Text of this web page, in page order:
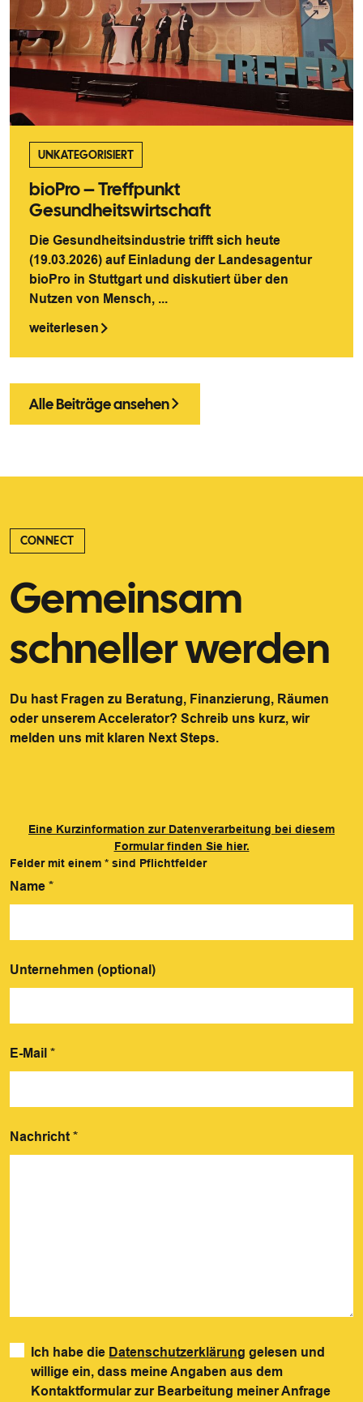
UNKATEGORISIERT
bioPro – Treffpunkt
Gesundheitswirtschaft
Die Gesundheitsindustrie trifft sich heute
(19.03.2026) auf Einladung der Landesagentur
bioPro in Stuttgart und diskutiert über den
Nutzen von Mensch, ...
weiterlesen
Alle Beiträge ansehen
CONNECT
Gemeinsam
schneller werden
Du hast Fragen zu Beratung, Finanzierung, Räumen
oder unserem Accelerator? Schreib uns kurz, wir
melden uns mit klaren Next Steps.
Eine Kurzinformation zur Datenverarbeitung bei diesem
Formular finden Sie hier.
Felder mit einem * sind Pflichtfelder
Name *
Unternehmen (optional)
E-Mail *
Nachricht *
Ich habe die Datenschutzerklärung gelesen und
willige ein, dass meine Angaben aus dem
Kontaktformular zur Bearbeitung meiner Anfrage